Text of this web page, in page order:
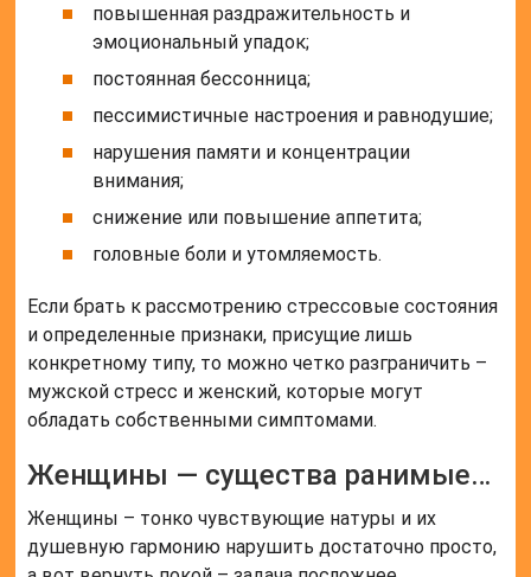
повышенная раздражительность и
эмоциональный упадок;
постоянная бессонница;
пессимистичные настроения и равнодушие;
нарушения памяти и концентрации
внимания;
снижение или повышение аппетита;
головные боли и утомляемость.
Если брать к рассмотрению стрессовые состояния
и определенные признаки, присущие лишь
конкретному типу, то можно четко разграничить –
мужской стресс и женский, которые могут
обладать собственными симптомами.
Женщины — существа ранимые…
Женщины – тонко чувствующие натуры и их
душевную гармонию нарушить достаточно просто,